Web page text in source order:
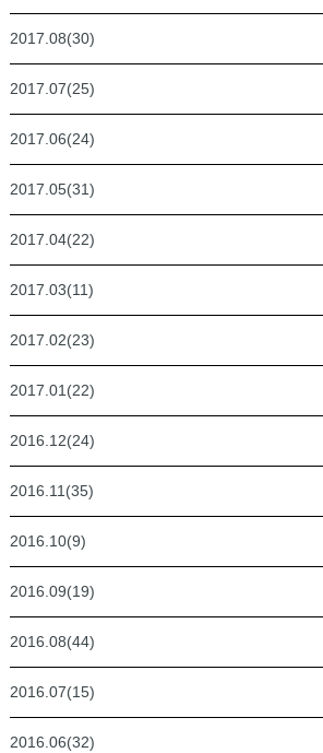
2017.08(30)
2017.07(25)
2017.06(24)
2017.05(31)
2017.04(22)
2017.03(11)
2017.02(23)
2017.01(22)
2016.12(24)
2016.11(35)
2016.10(9)
2016.09(19)
2016.08(44)
2016.07(15)
2016.06(32)